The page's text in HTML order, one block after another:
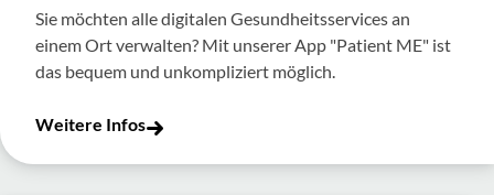
Sie möchten alle digitalen Gesundheitsservices an
einem Ort verwalten? Mit unserer App "Patient ME" ist
das bequem und unkompliziert möglich.
Weitere Infos